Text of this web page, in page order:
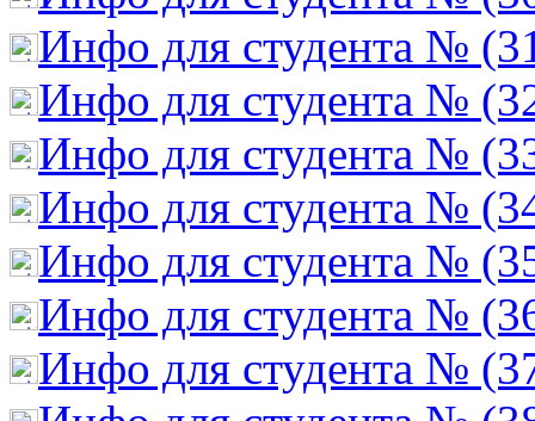
Инфо для студента №
Инфо для студента №
Инфо для студента №
Инфо для студента №
Инфо для студента №
Инфо для студента №
Инфо для студента №